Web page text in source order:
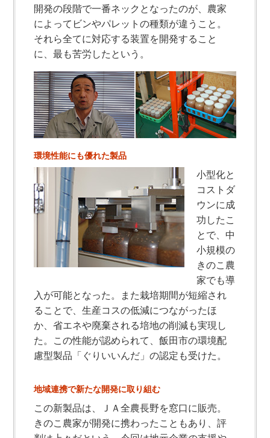
開発の段階で一番ネックとなったのが、農家
によってビンやパレットの種類が違うこと。
それら全てに対応する装置を開発すること
に、最も苦労したという。
環境性能にも優れた製品
小型化と
コストダ
ウンに成
功したこ
とで、中
小規模の
きのこ農
家でも導
入が可能となった。また栽培期間が短縮され
ることで、生産コスの低減につながったほ
か、省エネや廃棄される培地の削減も実現し
た。この性能が認められて、飯田市の環境配
慮型製品「ぐりいいんだ」の認定も受けた。
地域連携で新たな開発に取り組む
この新製品は、ＪＡ全農長野を窓口に販売。
きのこ農家が開発に携わったこともあり、評